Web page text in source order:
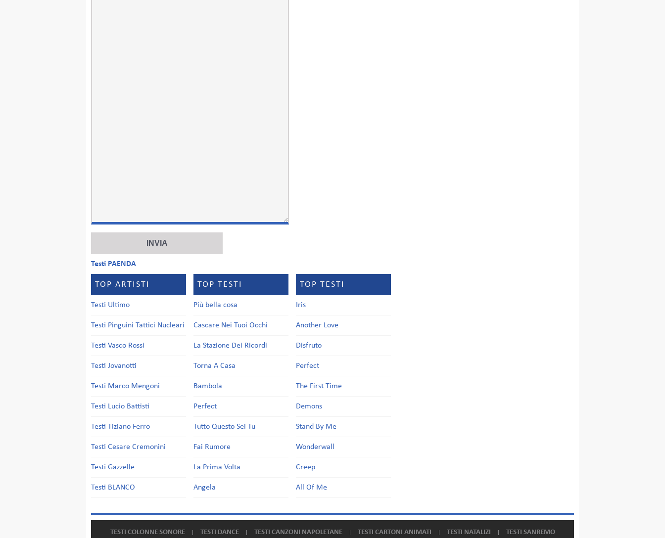
Testi PAENDA
TOP ARTISTI
Testi Ultimo
Testi Pinguini Tattici Nucleari
Testi Vasco Rossi
Testi Jovanotti
Testi Marco Mengoni
Testi Lucio Battisti
Testi Tiziano Ferro
Testi Cesare Cremonini
Testi Gazzelle
Testi BLANCO
TOP TESTI
Più bella cosa
Cascare Nei Tuoi Occhi
La Stazione Dei Ricordi
Torna A Casa
Bambola
Perfect
Tutto Questo Sei Tu
Fai Rumore
La Prima Volta
Angela
TOP TESTI
Iris
Another Love
Disfruto
Perfect
The First Time
Demons
Stand By Me
Wonderwall
Creep
All Of Me
TESTI COLONNE SONORE TESTI DANCE TESTI CANZONI NAPOLETANE TESTI CARTONI ANIMATI TESTI NATALIZI TESTI SANREMO